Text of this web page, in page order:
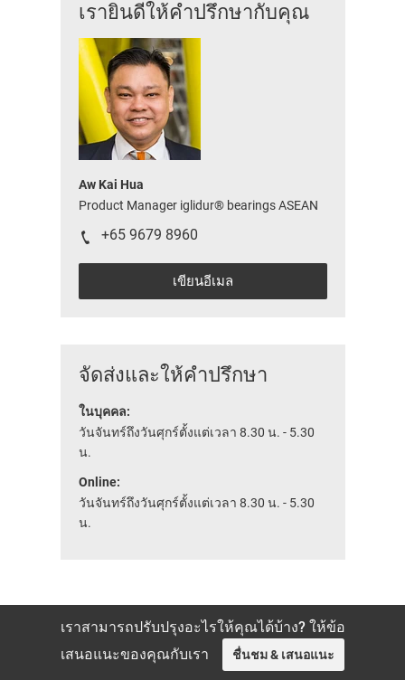
เรายินดีให้คำปรึกษากับคุณ
Aw Kai Hua
Product Manager iglidur® bearings ASEAN
+65 9679 8960
เขียนอีเมล
จัดส่งและให้คำปรึกษา
ในบุคคล:
วันจันทร์ถึงวันศุกร์ตั้งแต่เวลา 8.30 น. - 5.30
น.
Online:
วันจันทร์ถึงวันศุกร์ตั้งแต่เวลา 8.30 น. - 5.30
น.
เราสามารถปรับปรุงอะไรให้คุณได้บ้าง? ให้ข้อ
เสนอแนะของคุณกับเรา
ชื่นชม & เสนอแนะ